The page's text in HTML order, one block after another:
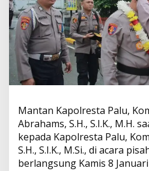
r
e
s
t
a
l
D
e
n
y
A
Mantan Kapolresta Palu,
Abrahams, S.H., S.I.K., M.H.
kepada Kapolresta Palu,
S.H., S.I.K., M.Si., di acara
berlangsung Kamis 8 Januari